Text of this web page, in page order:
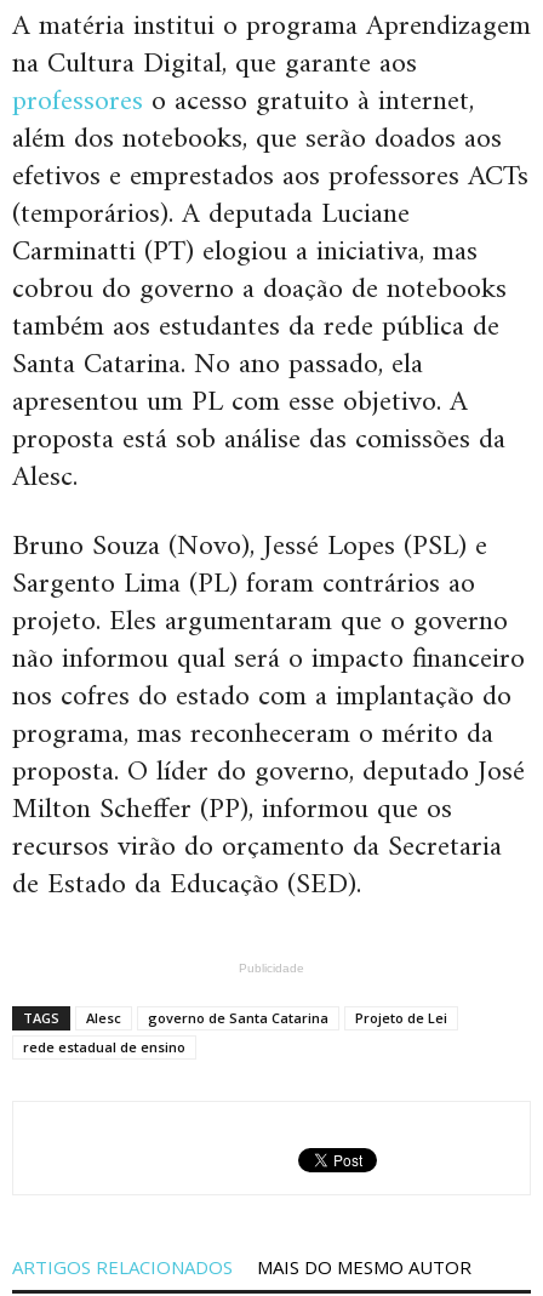
A matéria institui o programa Aprendizagem
na Cultura Digital, que garante aos
professores o acesso gratuito à internet,
além dos notebooks, que serão doados aos
efetivos e emprestados aos professores ACTs
(temporários). A deputada Luciane
Carminatti (PT) elogiou a iniciativa, mas
cobrou do governo a doação de notebooks
também aos estudantes da rede pública de
Santa Catarina. No ano passado, ela
apresentou um PL com esse objetivo. A
proposta está sob análise das comissões da
Alesc.
Bruno Souza (Novo), Jessé Lopes (PSL) e
Sargento Lima (PL) foram contrários ao
projeto. Eles argumentaram que o governo
não informou qual será o impacto financeiro
nos cofres do estado com a implantação do
programa, mas reconheceram o mérito da
proposta. O líder do governo, deputado José
Milton Scheffer (PP), informou que os
recursos virão do orçamento da Secretaria
de Estado da Educação (SED).
Publicidade
TAGS Alesc governo de Santa Catarina
Projeto de Lei
rede estadual de ensino
ARTIGOS RELACIONADOS MAIS DO MESMO AUTOR